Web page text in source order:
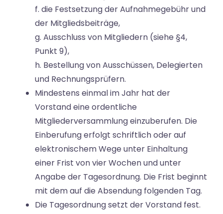
f. die Festsetzung der Aufnahmegebühr und
der Mitgliedsbeiträge,
g. Ausschluss von Mitgliedern (siehe §4,
Punkt 9),
h. Bestellung von Ausschüssen, Delegierten
und Rechnungsprüfern.
Mindestens einmal im Jahr hat der
Vorstand eine ordentliche
Mitgliederversammlung einzuberufen. Die
Einberufung erfolgt schriftlich oder auf
elektronischem Wege unter Einhaltung
einer Frist von vier Wochen und unter
Angabe der Tagesordnung. Die Frist beginnt
mit dem auf die Absendung folgenden Tag.
Die Tagesordnung setzt der Vorstand fest.